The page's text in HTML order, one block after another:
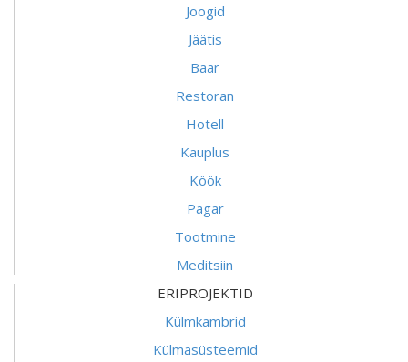
Joogid
Jäätis
Baar
Restoran
Hotell
Kauplus
Köök
Pagar
Tootmine
Meditsiin
ERIPROJEKTID
Külmkambrid
Külmasüsteemid